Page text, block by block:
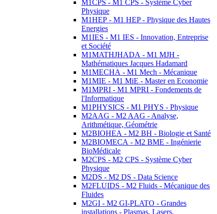
M1CPS - M1 CPS - Système Cyber
Physique
M1HEP - M1 HEP - Physique des Hautes
Energies
M1IES - M1 IES - Innovation, Entreprise
et Société
M1MATHJHADA - M1 MJH -
Mathématiques Jacques Hadamard
M1MECHA - M1 Mech - Mécanique
M1MIE - M1 MiE - Master en Economie
M1MPRI - M1 MPRI - Fondements de
l'Informatique
M1PHYSICS - M1 PHYS - Physique
M2AAG - M2 AAG - Analyse,
Arithmétique, Géométrie
M2BIOHEA - M2 BH - Biologie et Santé
M2BIOMECA - M2 BME - Ingénierie
BioMédicale
M2CPS - M2 CPS - Système Cyber
Physique
M2DS - M2 DS - Data Science
M2FLUIDS - M2 Fluids - Mécanique des
Fluides
M2GI - M2 GI-PLATO - Grandes
installations - Plasmas, Lasers,